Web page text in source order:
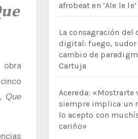
obra
Que
afrobeat en ‘Ale le le’
La consagración del
digital: fuego, sudor
cambio de
Cartuja
Acereda: «Mostrarte
siempre implica un
lo acepto con
cariño»